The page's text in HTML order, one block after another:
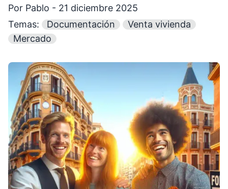
Por Pablo - 21 diciembre 2025
Temas:
Documentación
Venta vivienda
Mercado